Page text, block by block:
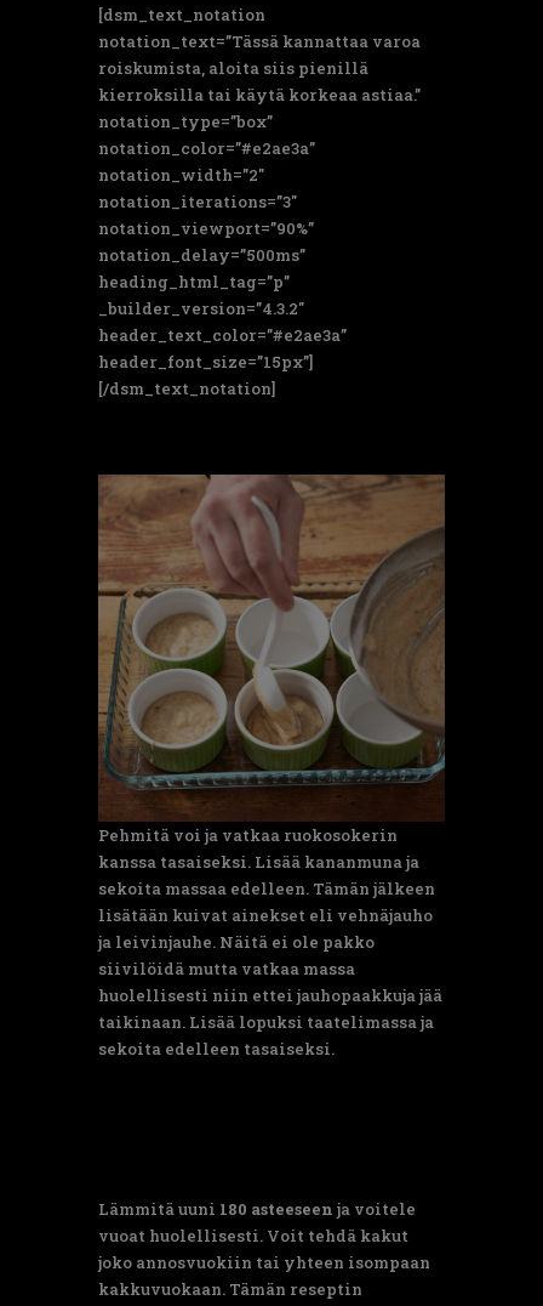
[dsm_text_notation
notation_text=”Tässä kannattaa varoa
roiskumista, aloita siis pienillä
kierroksilla tai käytä korkeaa astiaa.”
notation_type=”box”
notation_color=”#e2ae3a”
notation_width=”2″
notation_iterations=”3″
notation_viewport=”90%”
notation_delay=”500ms”
heading_html_tag=”p”
_builder_version=”4.3.2″
header_text_color=”#e2ae3a”
header_font_size=”15px”]
[/dsm_text_notation]
Pehmitä voi ja vatkaa ruokosokerin
kanssa tasaiseksi. Lisää kananmuna ja
sekoita massaa edelleen. Tämän jälkeen
lisätään kuivat ainekset eli vehnäjauho
ja leivinjauhe. Näitä ei ole pakko
siivilöidä mutta vatkaa massa
huolellisesti niin ettei jauhopaakkuja jää
taikinaan. Lisää lopuksi taatelimassa ja
sekoita edelleen tasaiseksi.
Lämmitä uuni 180 asteeseen ja voitele
vuoat huolellisesti. Voit tehdä kakut
joko annosvuokiin tai yhteen isompaan
kakkuvuokaan. Tämän reseptin